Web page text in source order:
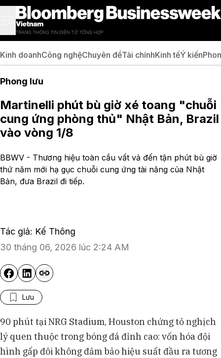
Kinh doanhCông nghệChuyên đềTài chínhKinh tếÝ kiến
Phong lưu
Martinelli phút bù giờ xé toang "chuỗi
cung ứng phòng thủ" Nhật Bản, Brazil
vào vòng 1/8
BBWV - Thương hiệu toàn cầu vất vả đến tận phút bù giờ
thứ năm mới hạ gục chuỗi cung ứng tài năng của Nhật
Bản, đưa Brazil đi tiếp.
Tác giả: Kế Thông
30 tháng 06, 2026 lúc 2:24 AM
Lưu
90 phút tại NRG Stadium, Houston chứng tỏ nghịch
lý quen thuộc trong bóng đá đỉnh cao: vốn hóa đội
hình gấp đôi không đảm bảo hiệu suất đầu ra tương